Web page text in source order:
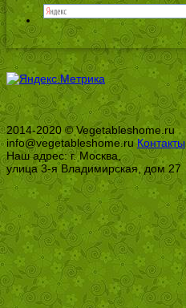
2014-2020 © Vegetableshome.ru
info@vegetableshome.ruКонтакты
Наш адрес: г. Москва,
улица 3-я Владимирская, дом 27